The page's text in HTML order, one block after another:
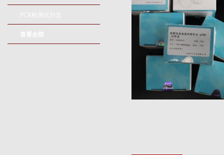
PCR检测试剂盒
查看全部